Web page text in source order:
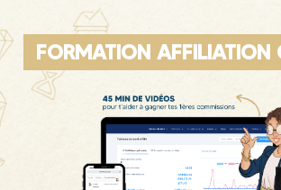
FORMATION AFFILIATION